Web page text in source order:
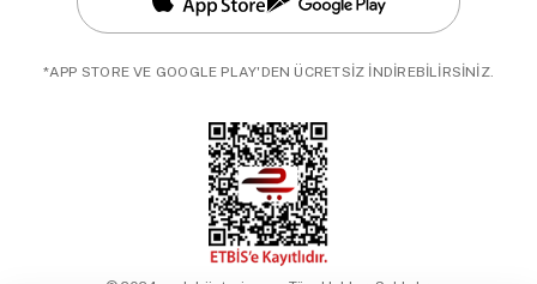
*APP STORE VE GOOGLE PLAY'DEN ÜCRETSİZ İNDİREBİLİRSİNİZ.